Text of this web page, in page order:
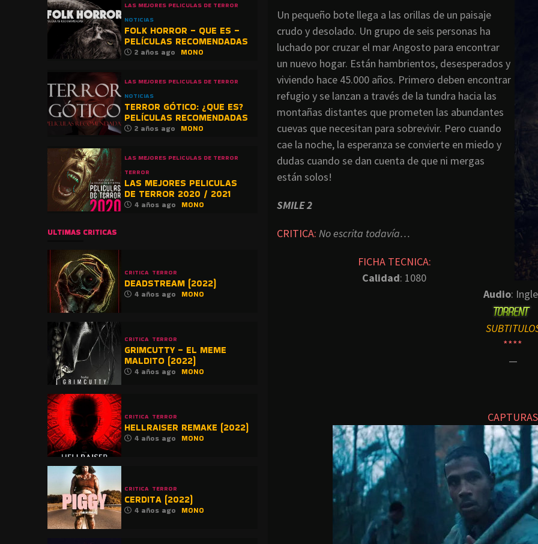
Un pequeño bote llega a las orillas de un paisaje
crudo y desolado. Un grupo de seis personas ha
luchado por cruzar el mar Angosto para encontrar
un nuevo hogar. Están hambrientos, desesperados y
viviendo hace 45.000 años. Primero deben encontrar
refugio y se lanzan a través de la tundra hacia las
montañas distantes que prometen las abundantes
cuevas que necesitan para sobrevivir. Pero cuando
cae la noche, la esperanza se convierte en miedo y
dudas cuando se dan cuenta de que ni mergas
están solos!
SMILE 2
CRITICA: No escrita todavía…
FICHA TECNICA:
Calidad: 1080
Audio:
****
—
CAPTURAS
LAS MEJORES PELICULAS DE TERROR
NOTICIAS
FOLK HORROR – QUE ES –
PELÍCULAS RECOMENDADAS
2 años ago MONO
LAS MEJORES PELICULAS DE TERROR
NOTICIAS
TERROR GÓTICO: ¿QUE ES?
PELÍCULAS RECOMENDADAS
2 años ago MONO
LAS MEJORES PELICULAS DE TERROR
TERROR
LAS MEJORES PELICULAS
DE TERROR 2020 / 2021
4 años ago MONO
ULTIMAS CRITICAS
CRITICA TERROR
DEADSTREAM (2022)
4 años ago MONO
CRITICA TERROR
GRIMCUTTY – EL MEME
MALDITO (2022)
4 años ago MONO
CRITICA TERROR
HELLRAISER REMAKE (2022)
4 años ago MONO
CRITICA TERROR
CERDITA (2022)
4 años ago MONO